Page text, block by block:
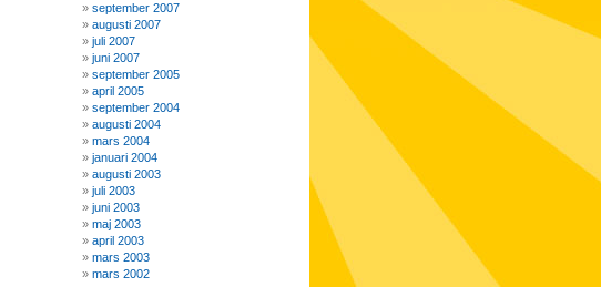
september 2007
augusti 2007
juli 2007
juni 2007
september 2005
april 2005
september 2004
augusti 2004
mars 2004
januari 2004
augusti 2003
juli 2003
juni 2003
maj 2003
april 2003
mars 2003
mars 2002